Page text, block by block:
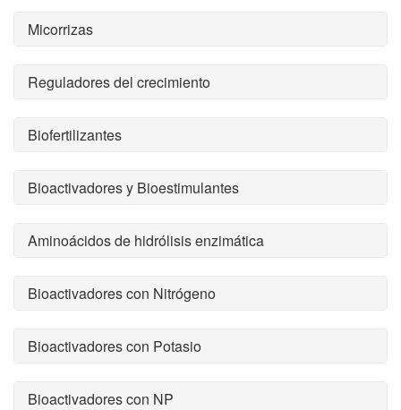
Micorrizas
Reguladores del crecimiento
Biofertilizantes
Bioactivadores y Bioestimulantes
Aminoácidos de hidrólisis enzimática
Bioactivadores con Nitrógeno
Bioactivadores con Potasio
Bioactivadores con NP